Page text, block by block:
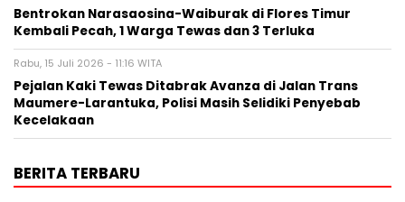
Bentrokan Narasaosina-Waiburak di Flores Timur
Kembali Pecah, 1 Warga Tewas dan 3 Terluka
Rabu, 15 Juli 2026 - 11:16 WITA
Pejalan Kaki Tewas Ditabrak Avanza di Jalan Trans
Maumere-Larantuka, Polisi Masih Selidiki Penyebab
Kecelakaan
BERITA TERBARU